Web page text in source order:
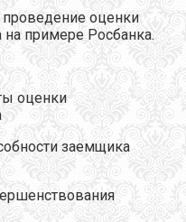
оценки
примере Росбанка.
оценки
заемщика